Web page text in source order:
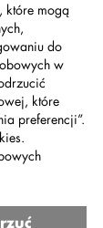
które mogą
do
w
które
preferencji”.